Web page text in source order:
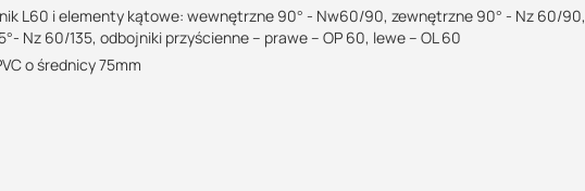
L60 i elementy kątowe: wewnętrzne 90° - Nw60/90, zewnętrzne 90° - Nz 60/90,
Nz 60/135, odbojniki przyścienne – prawe – OP 60, lewe – OL 60
o średnicy 75mm